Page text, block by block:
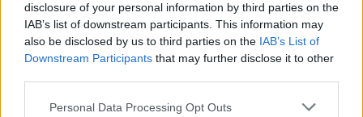
disclosure of your personal information by third parties on the
IAB’s list of downstream participants. This information may
also be disclosed by us to third parties on the IAB’s List of
Downstream Participants that may further disclose it to other
Personal Data Processing Opt Outs
4 Canales de pago
100%
0 Canales en abierto
0%
TOTAL
TOTAL